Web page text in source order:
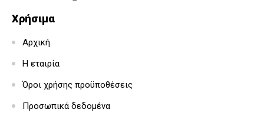
Χρήσιμα
Αρχική
Η εταιρία
Όροι χρήσης προϋποθέσεις
Προσωπικά δεδομένα